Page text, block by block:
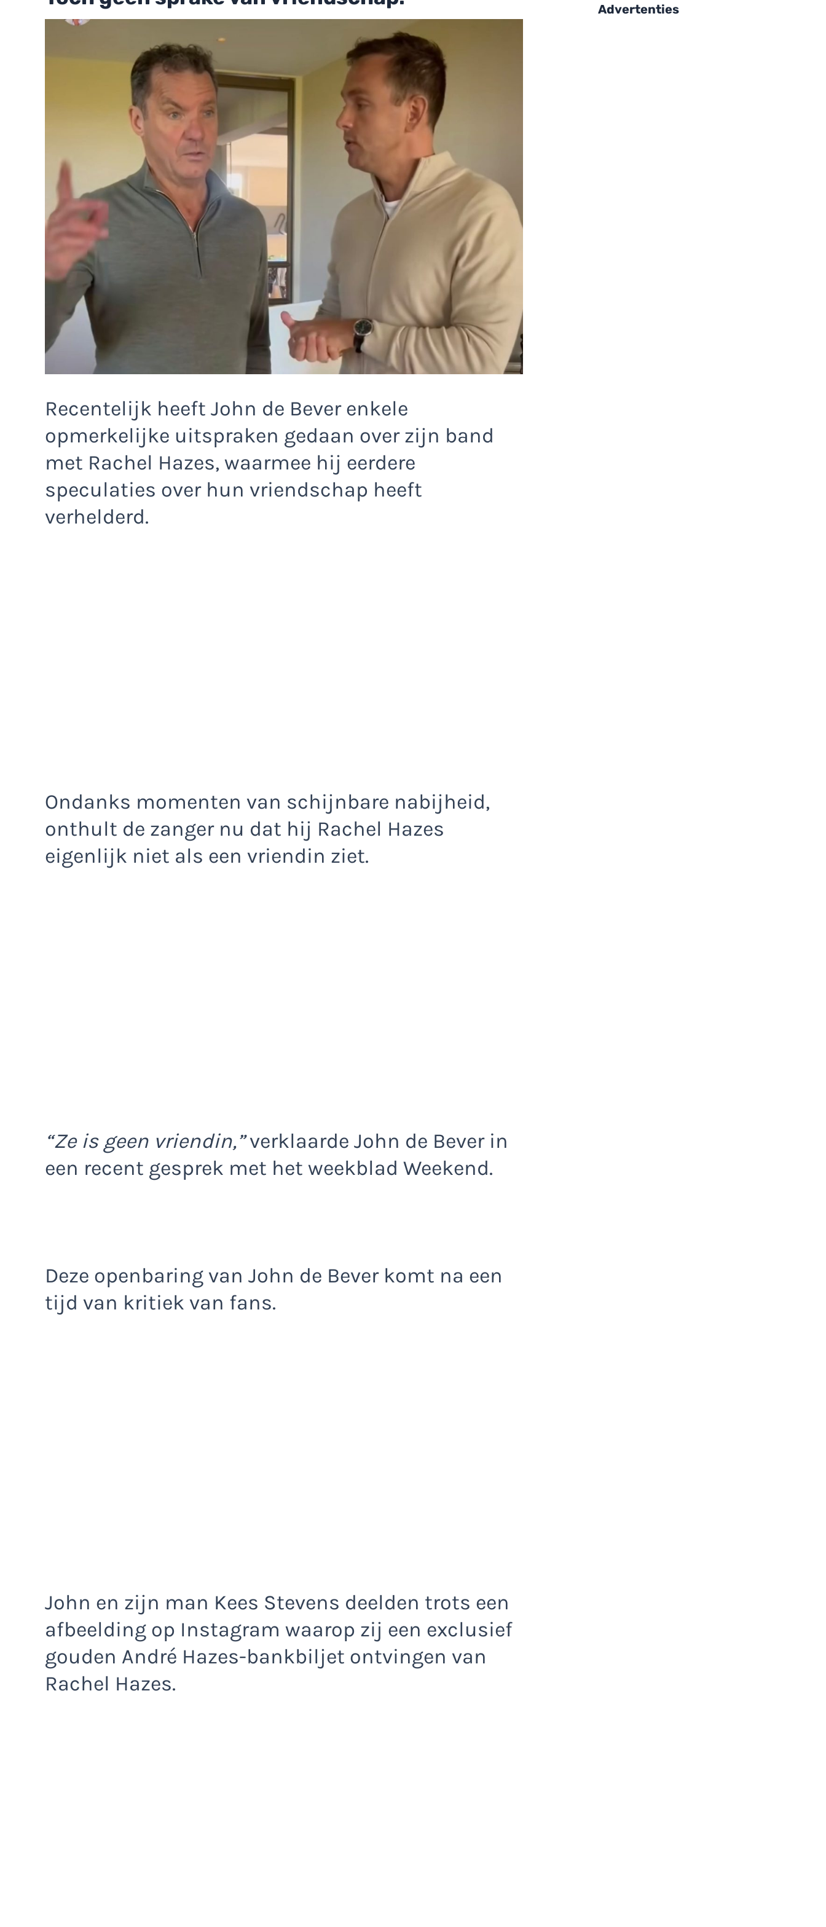
Recentelijk heeft John de Bever enkele
opmerkelijke uitspraken gedaan over zijn band
met Rachel Hazes, waarmee hij eerdere
speculaties over hun vriendschap heeft
verhelderd.
Ondanks momenten van schijnbare nabijheid,
onthult de zanger nu dat hij Rachel Hazes
eigenlijk niet als een vriendin ziet.
“Ze is geen vriendin,”verklaarde John de Bever in
een recent gesprek met het weekblad Weekend.
Deze openbaring van John de Bever komt na een
tijd van kritiek van fans.
John en zijn man Kees Stevens deelden trots een
afbeelding op Instagram waarop zij een exclusief
gouden André Hazes-bankbiljet ontvingen van
Rachel Hazes.
Advertenties